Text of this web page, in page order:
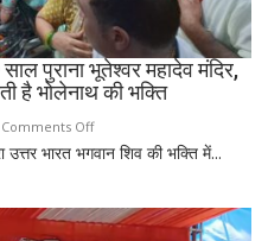
बैठाकर
किलोमीटर
की
परिवार
पुराना भूतेश्वर महादेव मंदिर,
है भोलेनाथ की भक्ति
Comments Offon
सावन
:
सहारनपुर
भारत भगवान शिव की भक्ति में...